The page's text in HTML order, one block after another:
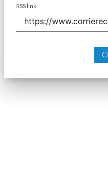
RSS link